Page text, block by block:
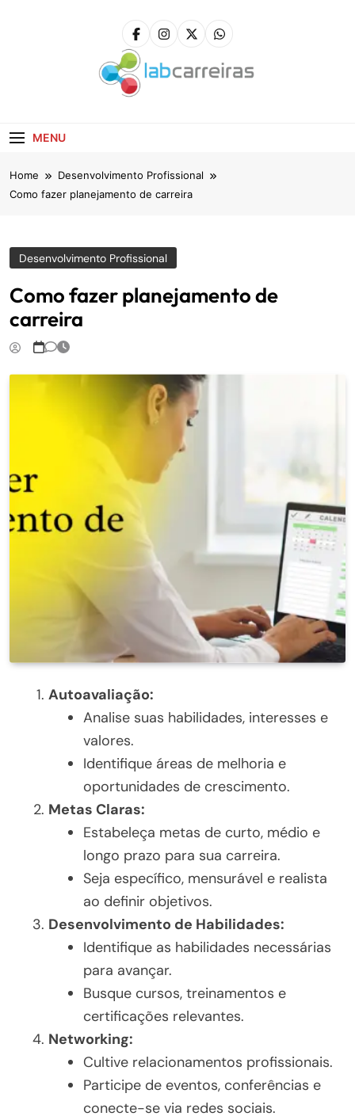
MENU
Home
Desenvolvimento Profissional
Como fazer planejamento de carreira
Desenvolvimento Profissional
Como fazer planejamento de
carreira
Autoavaliação:
Analise suas habilidades, interesses e
valores.
Identifique áreas de melhoria e
oportunidades de crescimento.
Metas Claras:
Estabeleça metas de curto, médio e
longo prazo para sua carreira.
Seja específico, mensurável e realista
ao definir objetivos.
Desenvolvimento de Habilidades:
Identifique as habilidades necessárias
para avançar.
Busque cursos, treinamentos e
certificações relevantes.
Networking:
Cultive relacionamentos profissionais.
Participe de eventos, conferências e
conecte-se via redes sociais.